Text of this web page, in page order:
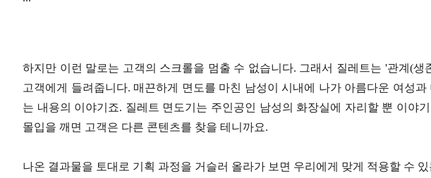
하지만 이런 말로는 고객의 스크롤을 멈출 수 없습니다. 그래서 질레트는 '관계(생
고객에게 들려줍니다. 매끈하게 면도를 마친 남성이 시내에 나가 아름다운 여성
는 내용의 이야기죠. 질레트 면도기는 주인공인 남성의 화장실에 자리할 뿐 이야
몰입을 깨면 고객은 다른 콘텐츠를 찾을 테니까요.
나온 결과물을 토대로 기획 과정을 거슬러 올라가 보면 우리에게 맞게 적용할 수